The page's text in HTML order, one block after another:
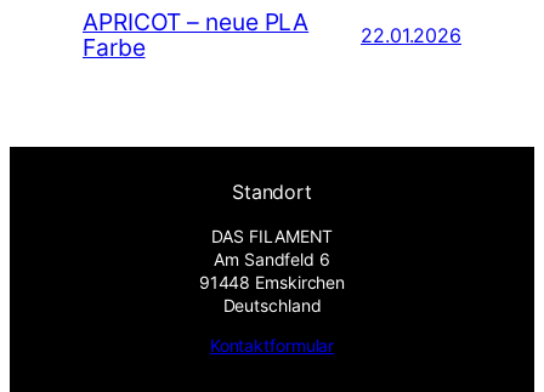
APRICOT – neue PLA
Farbe
22.01.2026
Standort
DAS FILAMENT
Am Sandfeld 6
91448 Emskirchen
Deutschland
Kontaktformular